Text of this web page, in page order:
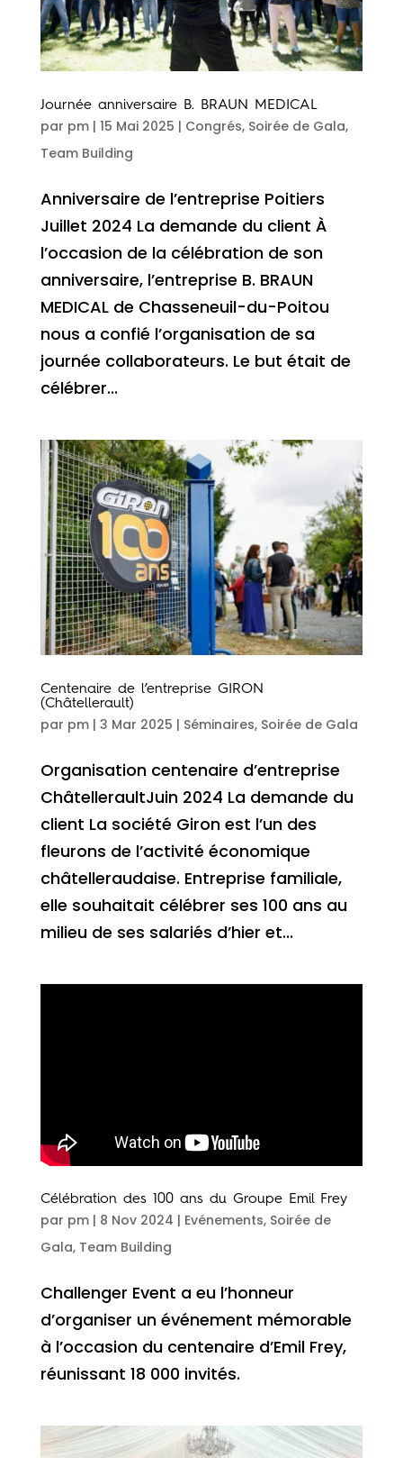
Journée anniversaire B. BRAUN MEDICAL
par pm| 15 Mai 2025 | Congrés, Soirée de Gala,
Team Building
Anniversaire de l’entreprise Poitiers
Juillet 2024 La demande du client À
l’occasion de la célébration de son
anniversaire, l’entreprise B. BRAUN
MEDICAL de Chasseneuil-du-Poitou
nous a confié l’organisation de sa
journée collaborateurs. Le but était de
célébrer...
Centenaire de l’entreprise GIRON
(Châtellerault)
par pm| 3 Mar 2025 | Séminaires, Soirée de Gala
Organisation centenaire d’entreprise
ChâtelleraultJuin 2024 La demande du
client La société Giron est l’un des
fleurons de l’activité économique
châtelleraudaise. Entreprise familiale,
elle souhaitait célébrer ses 100 ans au
milieu de ses salariés d’hier et...
Célébration des 100 ans du Groupe Emil Frey
par pm| 8 Nov 2024 | Evénements, Soirée de
Gala, Team Building
Challenger Event a eu l’honneur
d’organiser un événement mémorable
à l’occasion du centenaire d’Emil Frey,
réunissant 18 000 invités.